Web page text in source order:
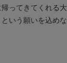
ってきてくれる
いう願いを込め